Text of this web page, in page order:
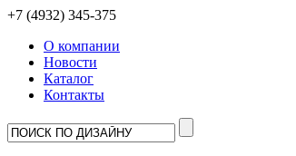
+7 (4932) 345-375
О компании
Новости
Каталог
Контакты